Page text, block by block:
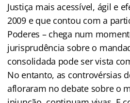
Justiça mais acessível, ágil e
2009 e que contou com a
Poderes – chega num
jurisprudência sobre o
consolidada pode ser vista
No entanto, as controvérsias
afloraram no debate sobre o